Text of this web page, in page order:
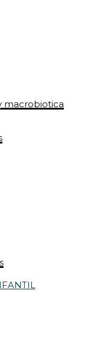
macrobiotica